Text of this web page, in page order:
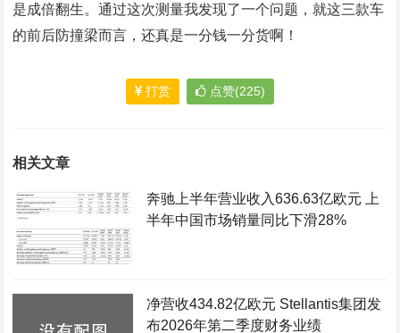
是成倍翻生。通过这次测量我发现了一个问题，就这三款车
的前后防撞梁而言，还真是一分钱一分货啊！
打赏 点赞(225)
相关文章
奔驰上半年营业收入636.63亿欧元 上
半年中国市场销量同比下滑28%
净营收434.82亿欧元 Stellantis集团发
布2026年第二季度财务业绩